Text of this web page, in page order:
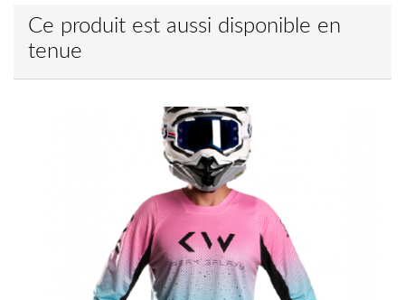
Ce produit est aussi disponible en
tenue